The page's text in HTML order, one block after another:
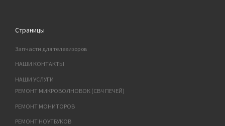
Страницы
Запчасти для телевизоров
НАШИ КОНТАКТЫ
НАШИ УСЛУГИ
РЕМОНТ МИКРОВОЛНОВОК (СВЧ ПЕЧЕЙ)
РЕМОНТ МОНИТОРОВ
РЕМОНТ НОУТБУКОВ